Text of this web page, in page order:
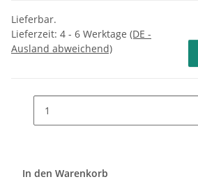
Lieferbar.
Lieferzeit: 4 - 6 Werktage (DE -
Ausland abweichend)
In den Warenkorb